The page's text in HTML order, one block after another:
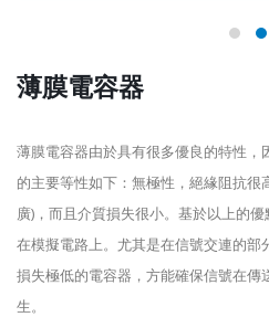
薄膜電容器
薄膜電容器由於具有很多優良的特性，
的主要等性如下：無極性，絕緣阻抗
廣)，而且介質損失很小。基於以上的
在模擬電路上。尤其是在信號交連的
損失極低的電容器，方能確保信號在傳
生。